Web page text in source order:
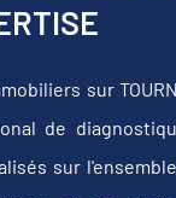
sur
de
sur